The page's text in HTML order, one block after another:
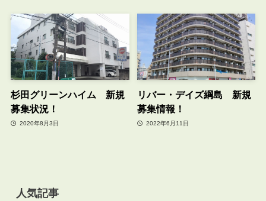
杉田グリーンハイム 新規
募集状況！
2020年8月3日
リバー・デイズ綱島 新規
募集情報！
2022年6月11日
人気記事